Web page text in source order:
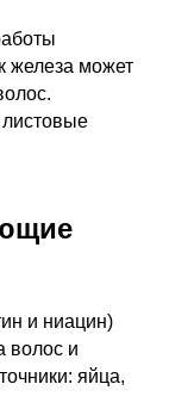
железа может
и ниацин)
волос и
яйца,